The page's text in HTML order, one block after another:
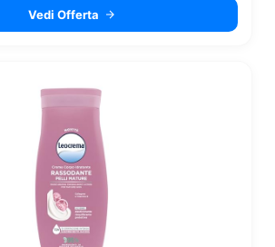
Vedi Offerta